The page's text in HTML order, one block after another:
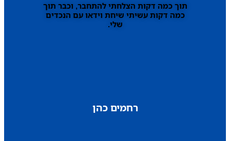
תוך כמה דקות הצלחתי להתחבר, וכבר תוך
כמה דקות עשיתי שיחת וידאו עם הנכדים
שלי.
רחמים כהן